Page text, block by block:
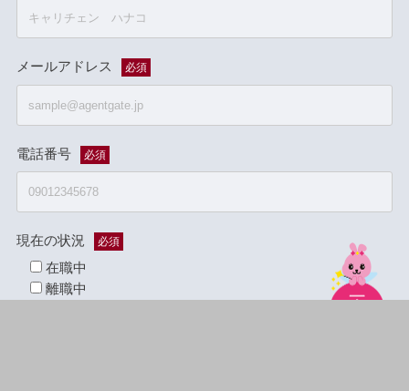
メールアドレス 必須
電話番号 必須
現在の状況 必須
在職中
離職中